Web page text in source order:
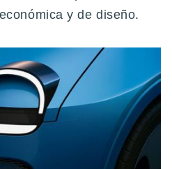
y de diseño.